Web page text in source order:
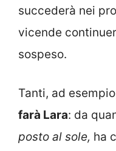
succederà nei
vicende
sospeso.
Tanti, ad
farà Lara: da
posto al sole, ha